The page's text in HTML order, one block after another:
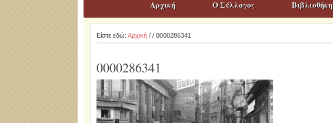
Αρχική Ο Σύλλογος Βιβλιοθήκη
Είστε εδώ: Αρχική/ / 0000286341
0000286341